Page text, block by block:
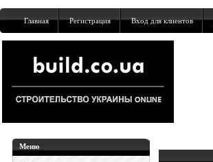
Главная Регистрация Вход для клиентов
Меню